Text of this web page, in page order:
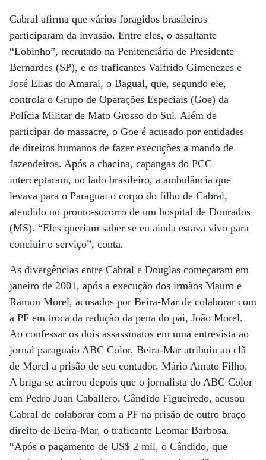
Cabral afirma que vários foragidos brasileiros
participaram da invasão. Entre eles, o assaltante
“Lobinho”, recrutado na Penitenciária de Presidente
Bernardes (SP), e os traficantes Valfrido Gimenezes e
José Elias do Amaral, o Bagual, que, segundo ele,
controla o Grupo de Operações Especiais (Goe) da
Polícia Militar de Mato Grosso do Sul. Além de
participar do massacre, o Goe é acusado por entidades
de direitos humanos de fazer execuções a mando de
fazendeiros. Após a chacina, capangas do PCC
interceptaram, no lado brasileiro, a ambulância que
levava para o Paraguai o corpo do filho de Cabral,
atendido no pronto-socorro de um hospital de Dourados
(MS). “Eles queriam saber se eu ainda estava vivo para
concluir o serviço”, conta.
As divergências entre Cabral e Douglas começaram em
janeiro de 2001, após a execução dos irmãos Mauro e
Ramon Morel, acusados por Beira-Mar de colaborar com
a PF em troca da redução da pena do pai, João Morel.
Ao confessar os dois assassinatos em uma entrevista ao
jornal paraguaio ABC Color, Beira-Mar atribuiu ao clã
de Morel a prisão de seu contador, Mário Amato Filho.
A briga se acirrou depois que o jornalista do ABC Color
em Pedro Juan Caballero, Cândido Figueiredo, acusou
Cabral de colaborar com a PF na prisão de outro braço
direito de Beira-Mar, o traficante Leomar Barbosa.
“Após o pagamento de US$ 2 mil, o Cândido, que